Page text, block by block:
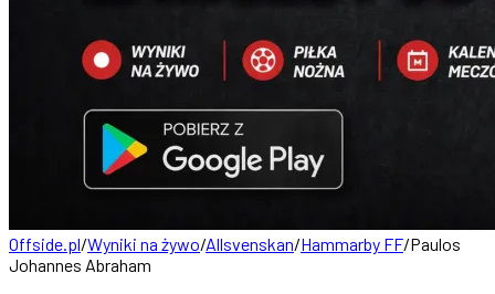
Offside.pl/Wyniki na żywo/Allsvenskan/Hammarby FF/Paulos
Johannes Abraham